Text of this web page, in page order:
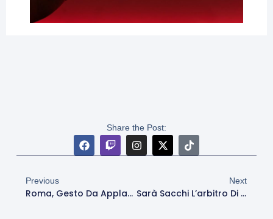
Share the Post:
Previous
Roma, Gesto Da Applausi Per La Festa Del Papà: Visita A Rebibbia E Doni Ai Detenuti
Next
Sarà Sacchi L’arbitro Di Roma-Lecce. Due Precedenti Stagionali: Bilancio Positivo Per I Giallorossi